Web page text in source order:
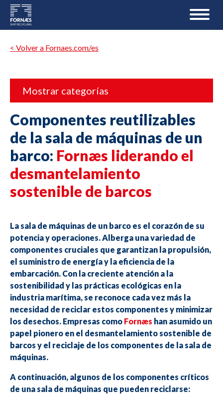
< Volver a Fornaes.com/es
Mostrar categorías
Componentes reutilizables
de la sala de máquinas de un
barco: Fornæs liderando el
desmantelamiento
sostenible de barcos
La sala de máquinas de un barco es el corazón de su
potencia y operaciones. Alberga una variedad de
componentes cruciales que garantizan la propulsión,
el suministro de energía y la eficiencia de la
embarcación. Con la creciente atención a la
sostenibilidad y las prácticas ecológicas en la
industria marítima, se reconoce cada vez más la
necesidad de reciclar estos componentes y minimizar
los desechos. Empresas como Fornæs han asumido un
papel pionero en el desmantelamiento sostenible de
barcos y el reciclaje de los componentes de la sala de
máquinas.
A continuación, algunos de los componentes críticos
de una sala de máquinas que pueden reciclarse: